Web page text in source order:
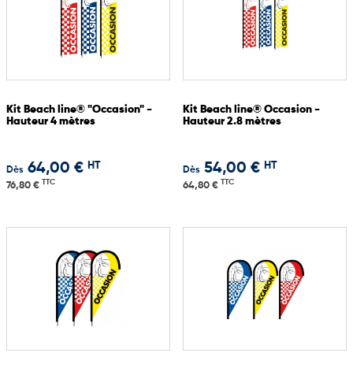
Kit Beach line® "Occasion" -
Hauteur 4 mètres
Dès 64,00 € HT
76,80 € TTC
Kit Beach line® Occasion -
Hauteur 2.8 mètres
Dès 54,00 € HT
64,80 € TTC